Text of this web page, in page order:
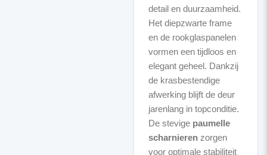
detail en duurzaamheid.
Het diepzwarte frame
en de rookglaspanelen
vormen een tijdloos en
elegant geheel. Dankzij
de krasbestendige
afwerking blijft de deur
jarenlang in topconditie.
De stevige paumelle
scharnierenzorgen
voor optimale stabiliteit